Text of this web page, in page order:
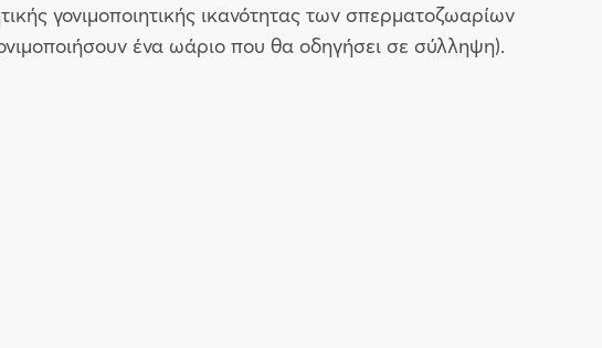
γονιμοποιητικής ικανότητας των σπερματοζωαρίων
ένα ωάριο που θα οδηγήσει σε σύλληψη).